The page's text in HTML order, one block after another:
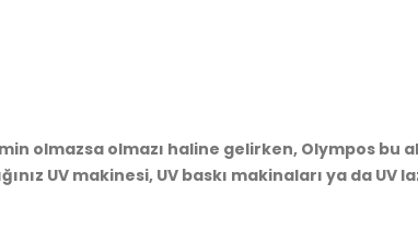
olmazsa olmazı haline gelirken, Olympos bu
UV makinesi, UV baskı makinaları ya da